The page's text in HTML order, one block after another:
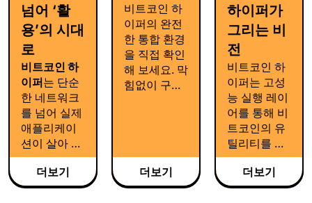
넘어 ‘활
용’의 시대
로
비트코인 하
이퍼는 단순
한 네트워크
를 넘어 실제
애플리케이
션이 살아 움
직이는 터전
이 되도록 설
계되었습니
더보기
비트코인 하
이퍼의 완전
한 통합 환경
을 직접 확인
해 보세요. 막
힘없이 구동
나로 연결된
매끄러운 생
태계를 경험
더보기
하이퍼가
그리는 비
전
비트코인 하
이퍼는 고성
능 실행 레이
어를 통해 비
트코인의 유
틸리티를 확
장합니다. 비
트코인 고유
의 결제 기능
더보기